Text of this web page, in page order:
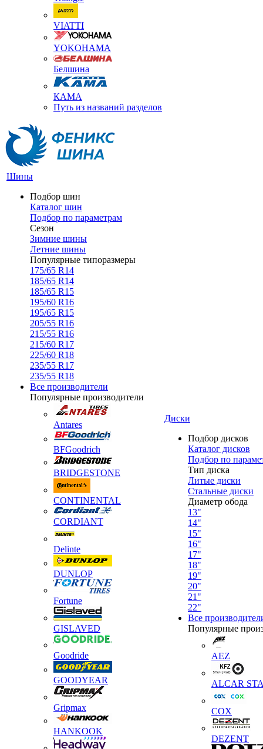
VIATTI
YOKOHAMA
Белшина
КАМА
Путь из названий разделов
Шины
Подбор шин
Каталог шин
Подбор по параметрам
Сезон
Зимние шины
Летние шины
Популярные типоразмеры
175/65 R14
185/65 R14
185/65 R15
195/60 R16
195/65 R15
205/55 R16
215/55 R16
215/60 R17
225/60 R18
235/55 R17
235/55 R18
Все производители
Популярные производители
Antares
BFGoodrich
BRIDGESTONE
CONTINENTAL
CORDIANT
Delinte
DUNLOP
Fortune
GISLAVED
Goodride
GOODYEAR
Gripmax
HANKOOK
Диски
Подбор дисков
Каталог дисков
Подбор по
Тип диска
Литые диски
Стальные диски
Диаметр обода
13"
14"
15"
16"
17"
18"
19"
20"
21"
22"
Все
Популярные
AEZ
ALCAR
COX
DEZENT